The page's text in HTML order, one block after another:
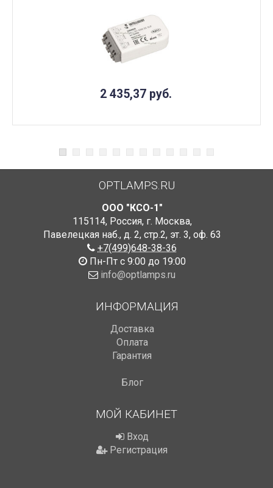
2 435,37 руб.
OPTLAMPS.RU
ООО "КСО-1"
115114, Россия, г. Москва,
Павелецкая наб., д. 2, стр.2, эт. 3, оф. 63
+7(499)648-38-36
Пн-Пт с 9:00 до 19:00
info@optlamps.ru
ИНФОРМАЦИЯ
Доставка
Оплата
Гарантия
Блог
МОЙ КАБИНЕТ
Вход
Регистрация